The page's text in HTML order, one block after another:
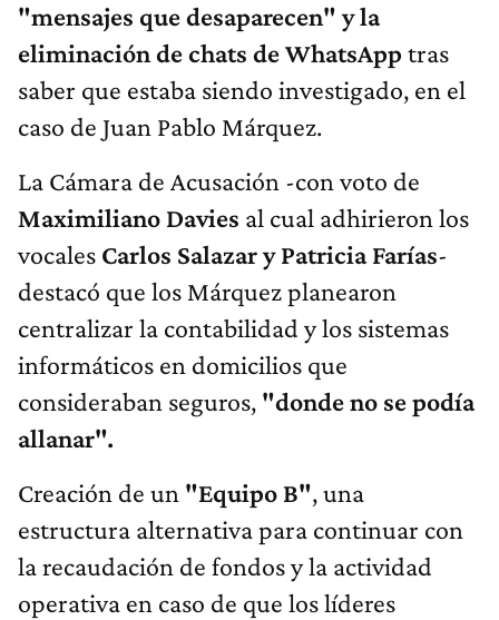
"mensajes que desaparecen" y la
eliminación de chats de WhatsApp tras
saber que estaba siendo investigado, en el
caso de Juan Pablo Márquez.
La Cámara de Acusación -con voto de
Maximiliano Davies al cual adhirieron los
vocales Carlos Salazar y Patricia Farías-
destacó que los Márquez planearon
centralizar la contabilidad y los sistemas
informáticos en domicilios que
consideraban seguros, "donde no se podía
allanar".
Creación de un "Equipo B", una
estructura alternativa para continuar con
la recaudación de fondos y la actividad
operativa en caso de que los líderes